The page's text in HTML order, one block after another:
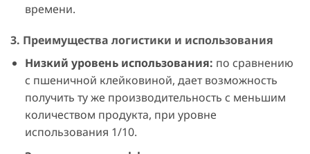
времени.
3. Преимущества логистики и использования
Низкий уровень использования: по сравнению
с пшеничной клейковиной, дает возможность
получить ту же производительность с меньшим
количеством продукта, при уровне
использования 1/10.